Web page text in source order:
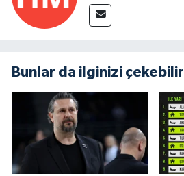
Bunlar da ilginizi çekebilir